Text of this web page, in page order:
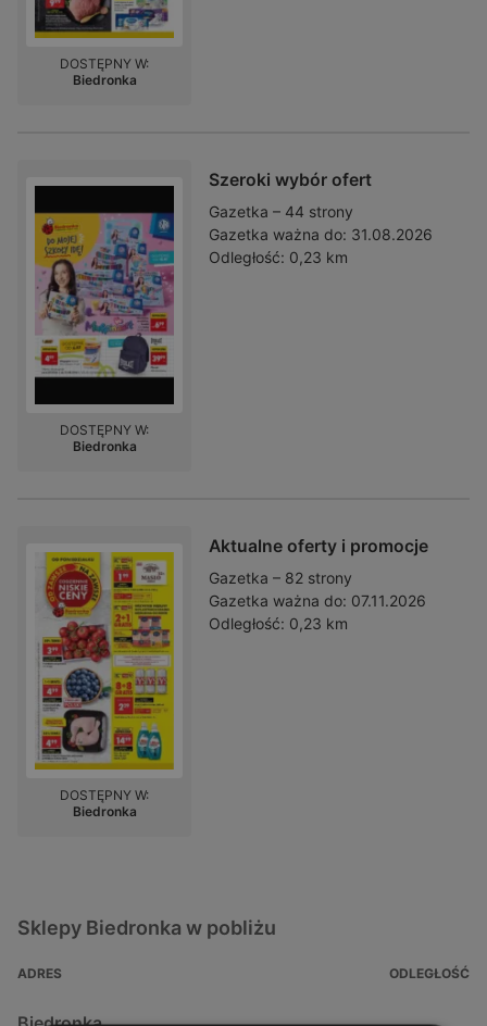
DOSTĘPNY W:
Biedronka
Szeroki wybór ofert
Gazetka – 44 strony
Gazetka ważna do: 31.08.2026
Odległość: 0,23 km
DOSTĘPNY W:
Biedronka
Aktualne oferty i promocje
Gazetka – 82 strony
Gazetka ważna do: 07.11.2026
Odległość: 0,23 km
DOSTĘPNY W:
Biedronka
Sklepy Biedronka w pobliżu
ADRES ODLEGŁOŚĆ